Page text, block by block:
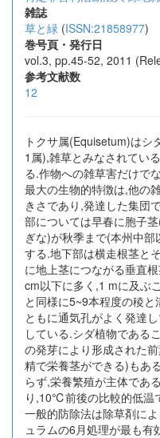
雑誌
草と緑 (ISSN:21858977)
巻号頁・発行日
vol.3, pp.45-52, 2011
参考文献数
12
トクサ属(Equisetum)は
1属),雑草とみなされてい
る.作物への雑草害だけで
最大の生物的特徴は,他の
きさであり,発達した集団
部については早春に胞子
ぎな)が秋季まで(本州中
する.地下部は横走根茎と
に地上茎につながる垂直
cm以下に多く,1 mに及ぶ
と同様に5~9本程度の稜
ともに通気孔がよく発達
している.シダ植物である
の発芽により形成された
精で栄養茎ができる)もあ
らず,栄養繁殖が主体であ
り,10℃前後の比較的低温
一般的防除法は除草剤に
ュラムの6月処理が最も有